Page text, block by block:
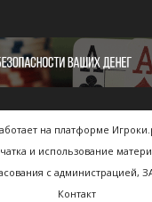
на платформе
и использование
с администрацией,
Контакт